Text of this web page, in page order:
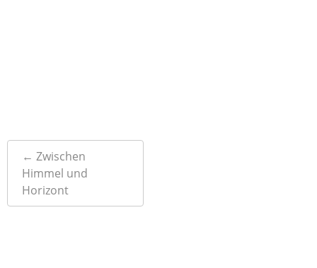
Post
navigation
← Zwischen
Himmel und
Horizont